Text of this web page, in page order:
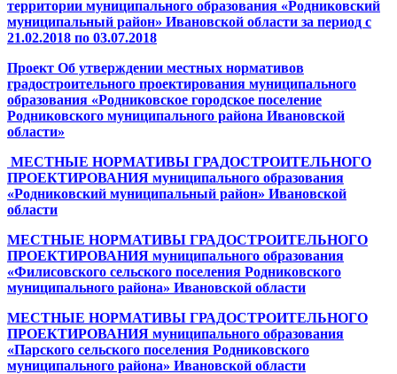
территории муниципального образования «Родниковский
муниципальный район» Ивановской области за период с
21.02.2018 по 03.07.2018
Проект Об утверждении местных нормативов
градостроительного проектирования муниципального
образования «Родниковское городское поселение
Родниковского муниципального района Ивановской
области»
МЕСТНЫЕ НОРМАТИВЫ ГРАДОСТРОИТЕЛЬНОГО
ПРОЕКТИРОВАНИЯ муниципального образования
«Родниковский муниципальный район» Ивановской
области
МЕСТНЫЕ НОРМАТИВЫ ГРАДОСТРОИТЕЛЬНОГО
ПРОЕКТИРОВАНИЯ муниципального образования
«Филисовского сельского поселения Родниковского
муниципального района» Ивановской области
МЕСТНЫЕ НОРМАТИВЫ ГРАДОСТРОИТЕЛЬНОГО
ПРОЕКТИРОВАНИЯ муниципального образования
«Парского сельского поселения Родниковского
муниципального района» Ивановской области